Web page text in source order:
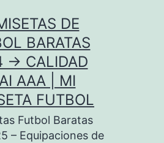
DE
BARATAS
→ CALIDAD
AAA | MI
FUTBOL
Futbol Baratas
– Equipaciones de